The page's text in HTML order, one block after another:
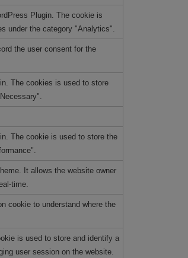
Plugin. The cookie is
under the category "Analytics".
the user consent for the
The cookies is used to store
The cookie is used to store the
It allows the website owner
time.
cookie to understand where the
is used to store and identify a
user session on the website.